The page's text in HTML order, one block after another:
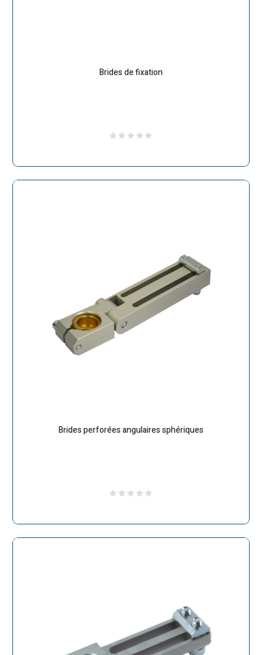
Brides de fixation
Brides perforées angulaires sphériques